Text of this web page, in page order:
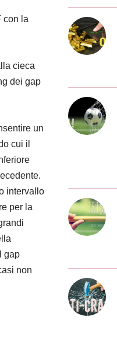
con la
cieca
dei gap
un
cui il
intervallo
per la
gap
non